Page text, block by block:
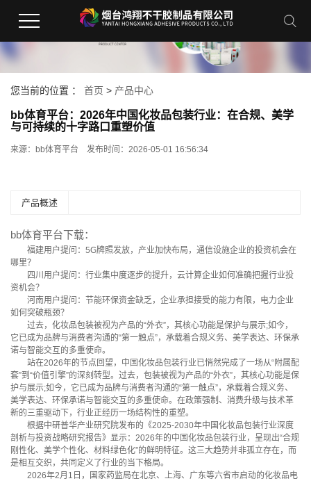
您当前的位置 ： 首页 > 产品中心
bb体育平台：2026年中国化妆品包装行业：在合规、美学
与可持续的十字路口重塑价值
来源： bb体育平台 发布时间：2026-05-01 16:56:34
产品概述
bb体育平台下载：
福建用户提问：5G牌照发放，产业加快布局，通信设施企业的投资机会在
哪里？
四川用户提问：行业集中度逐步的提升，云计算企业如何准确把握行业投
资机会？
河南用户提问：节能环保资金缺乏，企业承担接受的能力有限，电力企业
如何突破瓶颈？
过去，化妆品包装被视为产品的“外衣”，其核心功能是保护与展示;如今，
它已成为品牌与消费者沟通的“第一触点”，承载着合规义务、美学表达、环保承
诺与智能交互的多重使命。
站在2026年的节点回望，中国化妆品包装行业已悄然完成了一场从“附属配
套”到“价值引擎”的深刻转型。过去，包装被视为产品的“外衣”，其核心功能是保
护与展示;如今，它已成为品牌与消费者沟通的“第一触点”，承载着合规义务、
美学表达、环保承诺与智能交互的多重使命。在政策强制、消费升级与技术革
新的三重驱动下，行业正经历一场结构性的重塑。
根据中研普华产业研究院发布的《2025-2030年中国化妆品包装行业深度
剖析与投资战略研究报告》显示：2026年的中国化妆品包装行业，呈现出“合规
刚性化、美学个性化、材料绿色化”的鲜明特征。这三大趋势并非孤立存在，而
是相互交织，共同定义了行业的当下格局。
2026年2月1日，国家药监局在北京、上海、广东等六省市启动的化妆品电